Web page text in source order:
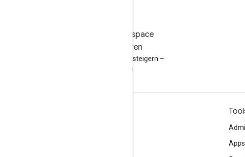
Google Workspace
ausprobieren
Produktivität mit KI steigern –
kostenlos